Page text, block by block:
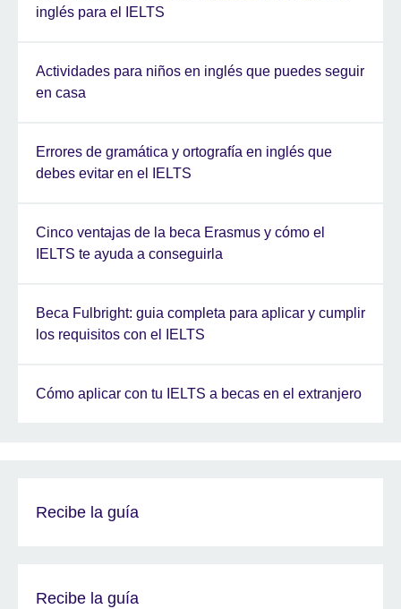
inglés para el IELTS
Actividades para niños en inglés que puedes seguir
en casa
Errores de gramática y ortografía en inglés que
debes evitar en el IELTS
Cinco ventajas de la beca Erasmus y cómo el
IELTS te ayuda a conseguirla
Beca Fulbright: guia completa para aplicar y cumplir
los requisitos con el IELTS
Cómo aplicar con tu IELTS a becas en el extranjero
Recibe la guía
Recibe la guía